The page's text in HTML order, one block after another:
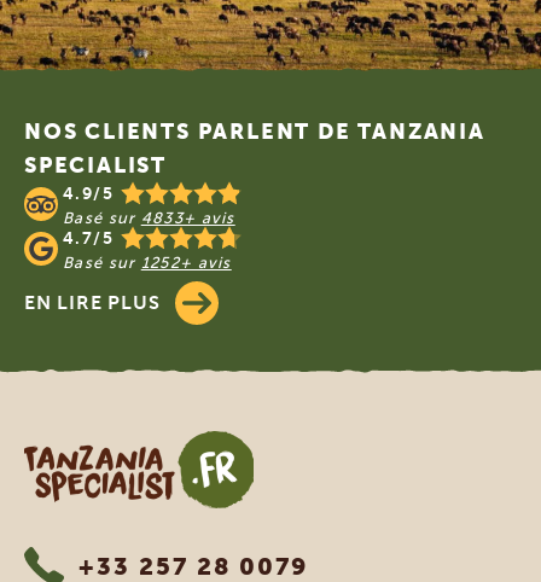
Footer
NOS CLIENTS PARLENT DE TANZANIA
SPECIALIST
4.9/5
Basé sur 4833+ avis
4.7/5
Basé sur 1252+ avis
EN LIRE PLUS
Tanzania Specialist
+33 257 28 0079